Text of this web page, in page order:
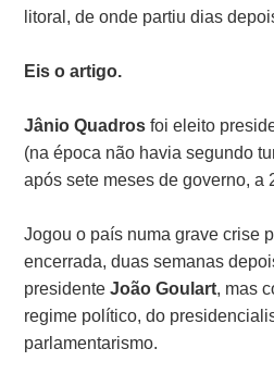
litoral, de onde partiu dias
Eis o artigo.
Jânio Quadros foi eleito
(na época não havia segundo
após sete meses de governo, a
Jogou o país numa grave crise
encerrada, duas semanas
presidenteJoão Goulart, mas
regime político, do
parlamentarismo.